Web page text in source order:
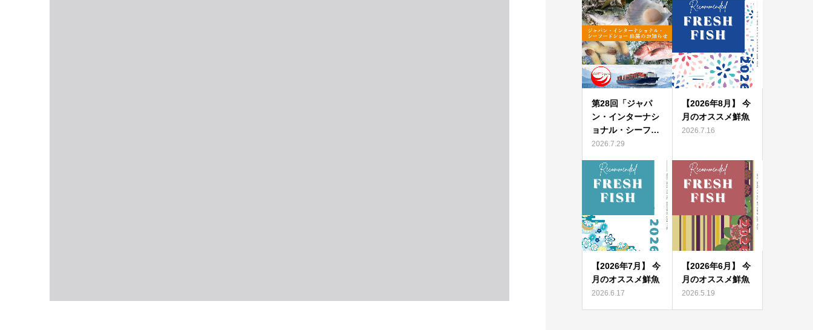
第28回「ジャパ
ン・インターナシ
ョナル・シーフ…
2026.7.29
【2026年8月】 今
月のオススメ鮮魚
2026.7.16
【2026年7月】 今
月のオススメ鮮魚
2026.6.17
【2026年6月】 今
月のオススメ鮮魚
2026.5.19